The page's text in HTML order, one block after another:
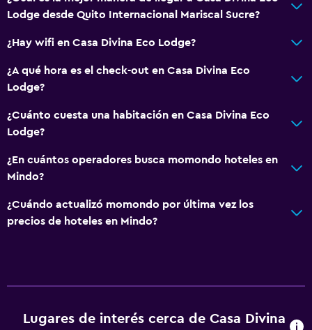
Lodge desde Quito Internacional Mariscal Sucre?
¿Hay wifi en Casa Divina Eco Lodge?
¿A qué hora es el check-out en Casa Divina Eco
Lodge?
¿Cuánto cuesta una habitación en Casa Divina Eco
Lodge?
¿En cuántos operadores busca momondo hoteles en
Mindo?
¿Cuándo actualizó momondo por última vez los
precios de hoteles en Mindo?
Lugares de interés cerca de Casa Divina